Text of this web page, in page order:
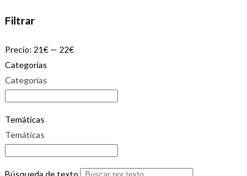
Filtrar
Precio: 21€ — 22€
Categorías
Categorías
Temáticas
Temáticas
Búsqueda de texto